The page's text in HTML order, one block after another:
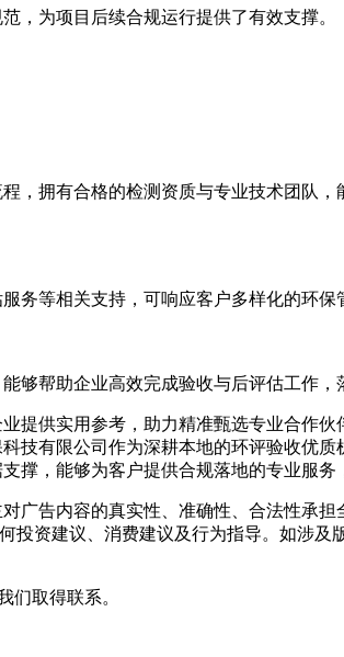
为项目后续合规运行提供了有效支撑。
拥有合格的检测资质与专业技术团队，
等相关支持，可响应客户多样化的环保
帮助企业高效完成验收与后评估工作，
供实用参考，助力精准甄选专业合作伙
有限公司作为深耕本地的环评验收优质
，能够为客户提供合规落地的专业服务
告内容的真实性、准确性、合法性承担
资建议、消费建议及行为指导。如涉
们取得联系。